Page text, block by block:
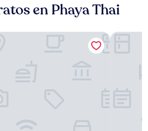
en Phaya Thai